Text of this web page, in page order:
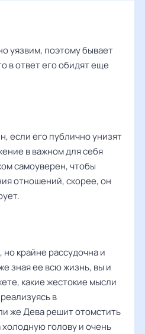
уязвим, поэтому бывает
в ответ его обидят еще
если его публично унизят
в важном для себя
самоуверен, чтобы
отношений, скорее, он
но крайне рассудочна и
зная ее всю жизнь, вы и
какие жестокие мысли
в
же Дева решит отомстить
холодную голову и очень